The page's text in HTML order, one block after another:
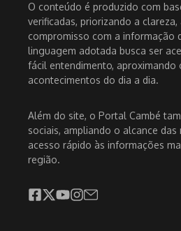
O conteúdo é produzido com
verificadas, priorizando a
compromisso com a informação
linguagem adotada busca ser
fácil entendimento, aproximando
acontecimentos do dia a dia.
Além do site, o Portal Cambé
sociais, ampliando o alcance
acesso rápido às informações
região.